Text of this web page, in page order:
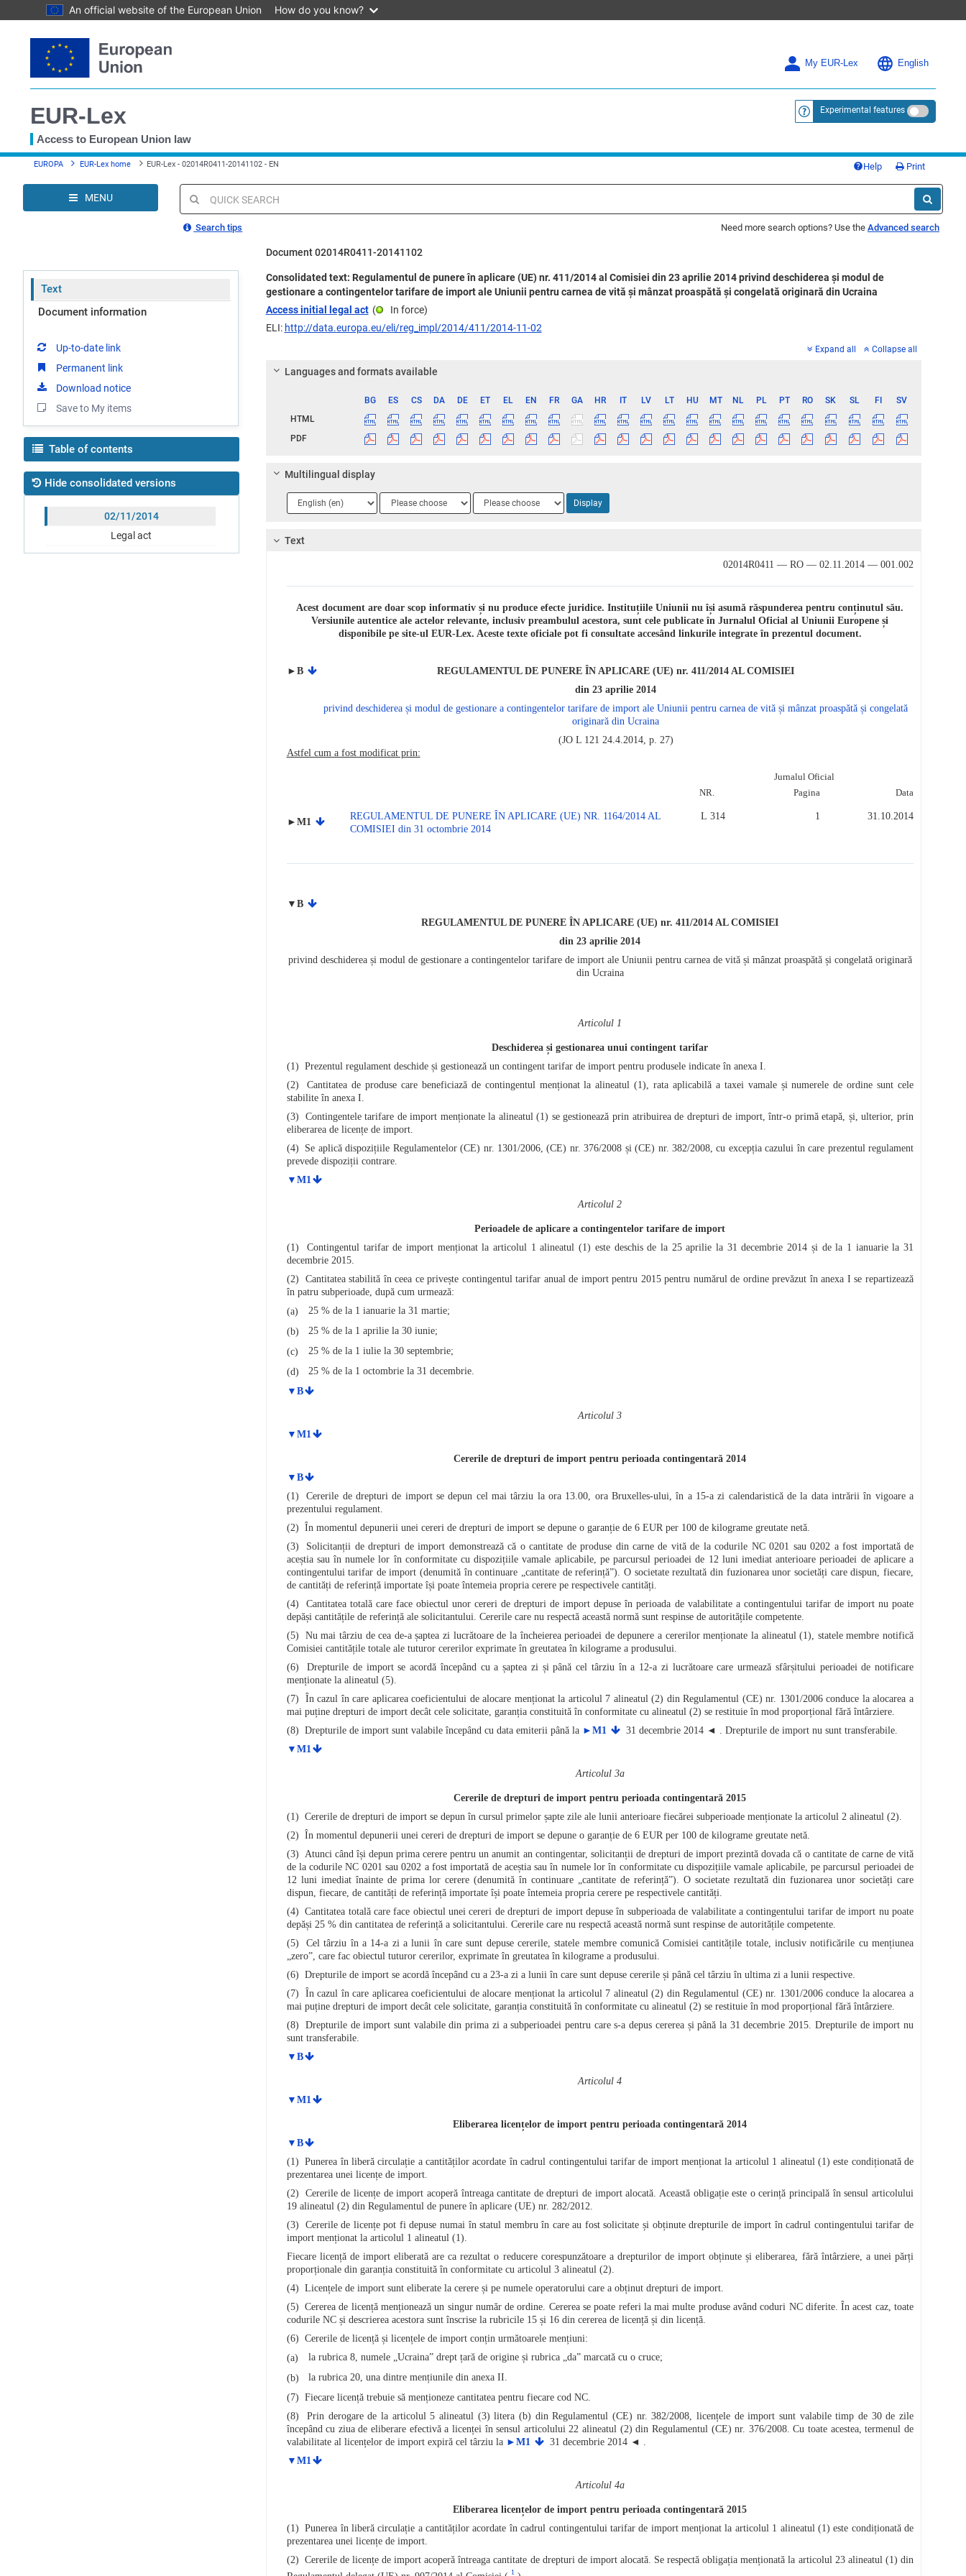
An official website of the European Union How do you know?
to
content
My EUR-Lex English
EUR-Lex
Access to European Union law
<a href="https://eur-lex.europa.eu/
Experimental features
You
here
EUROPA EUR-Lex home EUR-Lex - 02014R0411-20141102 - EN Help Print
MENU
Quick
search
Search tips Need more search options? Use the Advanced search
Document 02014R0411-20141102
Text
Document information
Up-to-date link
Permanent link
Download notice
Save to My items
Table of contents
Hide consolidated versions
02/11/2014
Legal act
Consolidated text: Regulamentul de punere în aplicare (UE) nr. 411/2014 al Comisiei din 23 aprilie 2014 privind deschiderea și modul de
gestionare a contingentelor tarifare de import ale Uniunii pentru carnea de vită și mânzat proaspătă și congelată originară din Ucraina
Access initial legal act ( In force)
ELI: http://data.europa.eu/eli/reg_impl/2014/411/2014-11-02
Expand all Collapse all
Languages and formats available
BG ES CS DA DE ET EL EN FR GA HR IT LV LT HU MT NL PL PT RO SK SL FI
SV
HTML
PDF
Multilingual display
Language
1
Language
2
Language
3
Display
Text
02014R0411 — RO — 02.11.2014 — 001.002
Acest document are doar scop informativ și nu produce efecte juridice. Instituțiile Uniunii nu își asumă răspunderea pentru conținutul său.
Versiunile autentice ale actelor relevante, inclusiv preambulul acestora, sunt cele publicate în Jurnalul Oficial al Uniunii Europene și
disponibile pe site-ul EUR-Lex. Aceste texte oficiale pot fi consultate accesând linkurile integrate în prezentul document.
►B
REGULAMENTUL DE PUNERE ÎN APLICARE (UE) nr. 411/2014 AL COMISIEI
din 23 aprilie 2014
privind deschiderea și modul de gestionare a contingentelor tarifare de import ale Uniunii pentru carnea de vită și mânzat proaspătă și congelată
originară din Ucraina
(JO L 121 24.4.2014, p. 27)
Astfel cum a fost modificat prin:
Jurnalul Oficial
NR.
Pagina Data
►M1
REGULAMENTUL DE PUNERE ÎN APLICARE (UE) NR. 1164/2014 AL
COMISIEI din 31 octombrie 2014
L 314 1 31.10.2014
▼B
REGULAMENTUL DE PUNERE ÎN APLICARE (UE) nr. 411/2014 AL COMISIEI
din 23 aprilie 2014
privind deschiderea și modul de gestionare a contingentelor tarifare de import ale Uniunii pentru carnea de vită și mânzat proaspătă și congelată originară
din Ucraina
Articolul 1
Deschiderea și gestionarea unui contingent tarifar
(1) Prezentul regulament deschide și gestionează un contingent tarifar de import pentru produsele indicate în anexa I.
(2) Cantitatea de produse care beneficiază de contingentul menționat la alineatul (1), rata aplicabilă a taxei vamale și numerele de ordine sunt cele
stabilite în anexa I.
(3) Contingentele tarifare de import menționate la alineatul (1) se gestionează prin atribuirea de drepturi de import, într-o primă etapă, și, ulterior, prin
eliberarea de licențe de import.
(4) Se aplică dispozițiile Regulamentelor (CE) nr. 1301/2006, (CE) nr. 376/2008 și (CE) nr. 382/2008, cu excepția cazului în care prezentul regulament
prevede dispoziții contrare.
▼M1
Articolul 2
Perioadele de aplicare a contingentelor tarifare de import
(1) Contingentul tarifar de import menționat la articolul 1 alineatul (1) este deschis de la 25 aprilie la 31 decembrie 2014 și de la 1 ianuarie la 31
decembrie 2015.
(2) Cantitatea stabilită în ceea ce privește contingentul tarifar anual de import pentru 2015 pentru numărul de ordine prevăzut în anexa I se repartizează
în patru subperioade, după cum urmează:
(a)
25 % de la 1 ianuarie la 31 martie;
(b)
25 % de la 1 aprilie la 30 iunie;
(c)
25 % de la 1 iulie la 30 septembrie;
(d)
25 % de la 1 octombrie la 31 decembrie.
▼B
Articolul 3
▼M1
Cererile de drepturi de import pentru perioada contingentară 2014
▼B
(1) Cererile de drepturi de import se depun cel mai târziu la ora 13.00, ora Bruxelles-ului, în a 15-a zi calendaristică de la data intrării în vigoare a
prezentului regulament.
(2) În momentul depunerii unei cereri de drepturi de import se depune o garanție de 6 EUR per 100 de kilograme greutate netă.
(3) Solicitanții de drepturi de import demonstrează că o cantitate de produse din carne de vită de la codurile NC 0201 sau 0202 a fost importată de
aceștia sau în numele lor în conformitate cu dispozițiile vamale aplicabile, pe parcursul perioadei de 12 luni imediat anterioare perioadei de aplicare a
contingentului tarifar de import (denumită în continuare „cantitate de referință”). O societate rezultată din fuzionarea unor societăți care dispun, fiecare,
de cantități de referință importate își poate întemeia propria cerere pe respectivele cantități.
(4) Cantitatea totală care face obiectul unor cereri de drepturi de import depuse în perioada de valabilitate a contingentului tarifar de import nu poate
depăși cantitățile de referință ale solicitantului. Cererile care nu respectă această normă sunt respinse de autoritățile competente.
(5) Nu mai târziu de cea de-a șaptea zi lucrătoare de la încheierea perioadei de depunere a cererilor menționate la alineatul (1), statele membre notifică
Comisiei cantitățile totale ale tuturor cererilor exprimate în greutatea în kilograme a produsului.
(6) Drepturile de import se acordă începând cu a șaptea zi și până cel târziu în a 12-a zi lucrătoare care urmează sfârșitului perioadei de notificare
menționate la alineatul (5).
(7) În cazul în care aplicarea coeficientului de alocare menționat la articolul 7 alineatul (2) din Regulamentul (CE) nr. 1301/2006 conduce la alocarea a
mai puține drepturi de import decât cele solicitate, garanția constituită în conformitate cu alineatul (2) se restituie în mod proporțional fără întârziere.
(8) Drepturile de import sunt valabile începând cu data emiterii până la ►M1 31 decembrie 2014 ◄
. Drepturile de import nu sunt transferabile.
▼M1
Articolul 3a
Cererile de drepturi de import pentru perioada contingentară 2015
(1) Cererile de drepturi de import se depun în cursul primelor șapte zile ale lunii anterioare fiecărei subperioade menționate la articolul 2 alineatul (2).
(2) În momentul depunerii unei cereri de drepturi de import se depune o garanție de 6 EUR per 100 de kilograme greutate netă.
(3) Atunci când își depun prima cerere pentru un anumit an contingentar, solicitanții de drepturi de import prezintă dovada că o cantitate de carne de vită
de la codurile NC 0201 sau 0202 a fost importată de aceștia sau în numele lor în conformitate cu dispozițiile vamale aplicabile, pe parcursul perioadei de
12 luni imediat înainte de prima lor cerere (denumită în continuare „cantitate de referință”). O societate rezultată din fuzionarea unor societăți care
dispun, fiecare, de cantități de referință importate își poate întemeia propria cerere pe respectivele cantități.
(4) Cantitatea totală care face obiectul unei cereri de drepturi de import depuse în subperioada de valabilitate a contingentului tarifar de import nu poate
depăși 25 % din cantitatea de referință a solicitantului. Cererile care nu respectă această normă sunt respinse de autoritățile competente.
(5) Cel târziu în a 14-a zi a lunii în care sunt depuse cererile, statele membre comunică Comisiei cantitățile totale, inclusiv notificările cu mențiunea
„zero”, care fac obiectul tuturor cererilor, exprimate în greutatea în kilograme a produsului.
(6) Drepturile de import se acordă începând cu a 23-a zi a lunii în care sunt depuse cererile și până cel târziu în ultima zi a lunii respective.
(7) În cazul în care aplicarea coeficientului de alocare menționat la articolul 7 alineatul (2) din Regulamentul (CE) nr. 1301/2006 conduce la alocarea a
mai puține drepturi de import decât cele solicitate, garanția constituită în conformitate cu alineatul (2) se restituie în mod proporțional fără întârziere.
(8) Drepturile de import sunt valabile din prima zi a subperioadei pentru care s-a depus cererea și până la 31 decembrie 2015. Drepturile de import nu
sunt transferabile.
▼B
Articolul 4
▼M1
Eliberarea licențelor de import pentru perioada contingentară 2014
▼B
(1) Punerea în liberă circulație a cantităților acordate în cadrul contingentului tarifar de import menționat la articolul 1 alineatul (1) este condiționată de
prezentarea unei licențe de import.
(2) Cererile de licențe de import acoperă întreaga cantitate de drepturi de import alocată. Această obligație este o cerință principală în sensul articolului
19 alineatul (2) din Regulamentul de punere în aplicare (UE) nr. 282/2012.
(3) Cererile de licențe pot fi depuse numai în statul membru în care au fost solicitate și obținute drepturile de import în cadrul contingentului tarifar de
import menționat la articolul 1 alineatul (1).
Fiecare licență de import eliberată are ca rezultat o reducere corespunzătoare a drepturilor de import obținute și eliberarea, fără întârziere, a unei părți
proporționale din garanția constituită în conformitate cu articolul 3 alineatul (2).
(4) Licențele de import sunt eliberate la cerere și pe numele operatorului care a obținut drepturi de import.
(5) Cererea de licență menționează un singur număr de ordine. Cererea se poate referi la mai multe produse având coduri NC diferite. În acest caz, toate
codurile NC și descrierea acestora sunt înscrise la rubricile 15 și 16 din cererea de licență și din licență.
(6) Cererile de licență și licențele de import conțin următoarele mențiuni:
(a)
la rubrica 8, numele „Ucraina” drept țară de origine și rubrica „da” marcată cu o cruce;
(b)
la rubrica 20, una dintre mențiunile din anexa II.
(7) Fiecare licență trebuie să menționeze cantitatea pentru fiecare cod NC.
(8) Prin derogare de la articolul 5 alineatul (3) litera (b) din Regulamentul (CE) nr. 382/2008, licențele de import sunt valabile timp de 30 de zile
începând cu ziua de eliberare efectivă a licenței în sensul articolului 22 alineatul (2) din Regulamentul (CE) nr. 376/2008. Cu toate acestea, termenul de
valabilitate al licențelor de import expiră cel târziu la ►M1 31 decembrie 2014 ◄
▼M1
Articolul 4a
Eliberarea licențelor de import pentru perioada contingentară 2015
(1) Punerea în liberă circulație a cantităților acordate în cadrul contingentului tarifar de import menționat la articolul 1 alineatul (1) este condiționată de
prezentarea unei licențe de import.
(2) Cererile de licențe de import acoperă întreaga cantitate de drepturi de import alocată. Se respectă obligația menționată la articolul 23 alineatul (1) din
1